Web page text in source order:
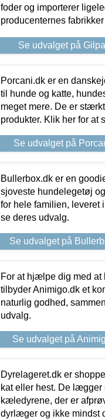
foder og importerer
producenternes
Se udvalget på
Porcani.dk er en
til hunde og katte,
meget mere. De er
produkter. Klik her for at
Se udvalget på
Bullerbox.dk er en
sjoveste hundelegetøj
for hele familien, leveret
se deres udvalg.
Se udvalget på
For at hjælpe dig med at
tilbyder Animigo.dk et
naturlig godhed,
udvalg.
Se udvalget på
Dyrelageret.dk er
kat eller hest. De lægger
kæledyrene, der er
dyrlæger og ikke mindst